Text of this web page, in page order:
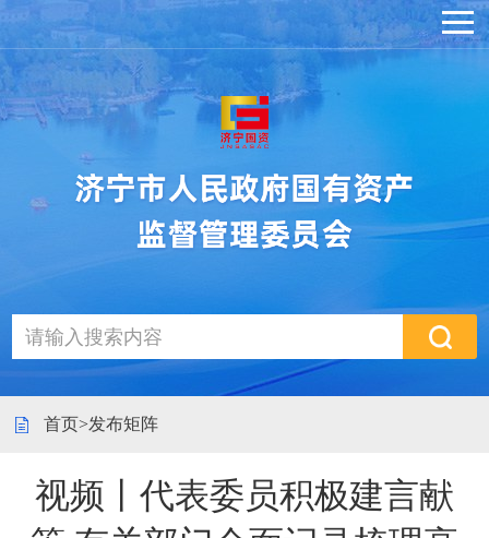
首页>发布矩阵
视频丨代表委员积极建言献